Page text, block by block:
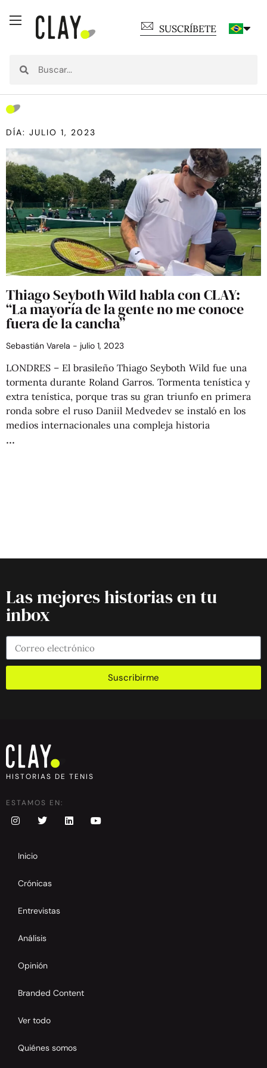
SUSCRÍBETE
DÍA: JULIO 1, 2023
Thiago Seyboth Wild habla con CLAY:
“La mayoría de la gente no me conoce
fuera de la cancha”
Sebastián Varela julio 1, 2023
LONDRES – El brasileño Thiago Seyboth Wild fue una
tormenta durante Roland Garros. Tormenta tenística y
extra tenística, porque tras su gran triunfo en primera
ronda sobre el ruso Daniil Medvedev se instaló en los
medios internacionales una compleja historia
Las mejores historias en tu
inbox
Suscribirme
HISTORIAS DE TENIS
ESTAMOS EN:
Inicio
Crónicas
Entrevistas
Análisis
Opinión
Branded Content
Ver todo
Quiénes somos